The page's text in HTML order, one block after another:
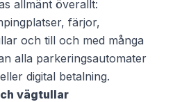
allmänt överallt:
färjor,
och till och med många
alla parkeringsautomater
digital betalning.
vägtullar